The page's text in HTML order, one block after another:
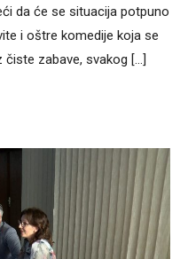
da će se situacija potpuno
i oštre komedije koja se
zabave, svakog […]